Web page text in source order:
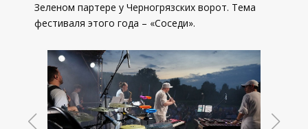
Зеленом партере у Черногрязских ворот. Тема
фестиваля этого года – «Соседи».